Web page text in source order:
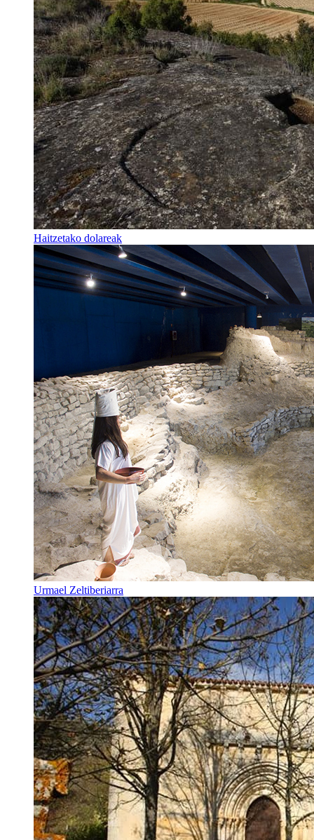
Haitzetako dolareak
Urmael Zeltiberiarra